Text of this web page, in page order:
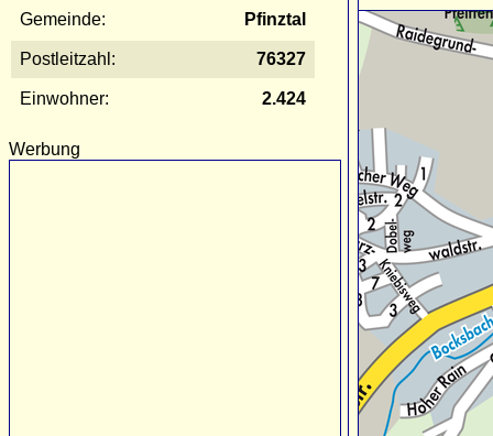
Gemeinde: Pfinztal
Postleitzahl: 76327
Einwohner: 2.424
Werbung